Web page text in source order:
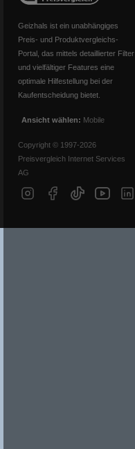
Geizhals ist ein unabhängiges
Preis- und Produktvergleichs-
Portal, das mittels detaillierter Filter
und vielfältiger Features eine
optimale Hilfestellung bei der
Kaufentscheidung bietet.
Ansicht wählen: Mobile
Copyright © 1997-2026
Preisvergleich Internet Services
AG